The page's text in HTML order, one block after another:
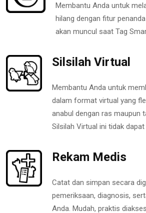
Membantu Anda untuk
hilang dengan fitur
akan muncul saat Tag
Silsilah Virtual
Membantu Anda untuk
dalam format virtual yang
anabul dengan ras maupun
Silsilah Virtual ini tidak
Rekam Medis
Catat dan simpan secara
pemeriksaan, diagnosis,
Anda. Mudah, praktis